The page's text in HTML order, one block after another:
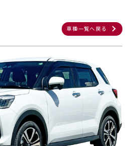
車種一覧へ戻る